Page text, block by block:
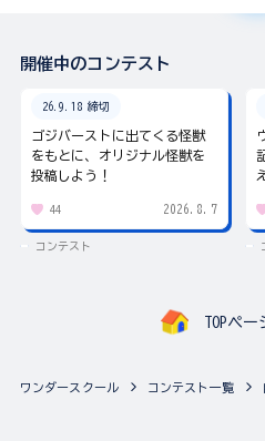
開催中のコンテスト
26.9.18 締切
ゴジバーストに出てくる怪獣
をもとに、オリジナル怪獣を
投稿しよう！
44 2026.8.7
コンテスト
TOPペ
ワンダースクール コンテスト一覧